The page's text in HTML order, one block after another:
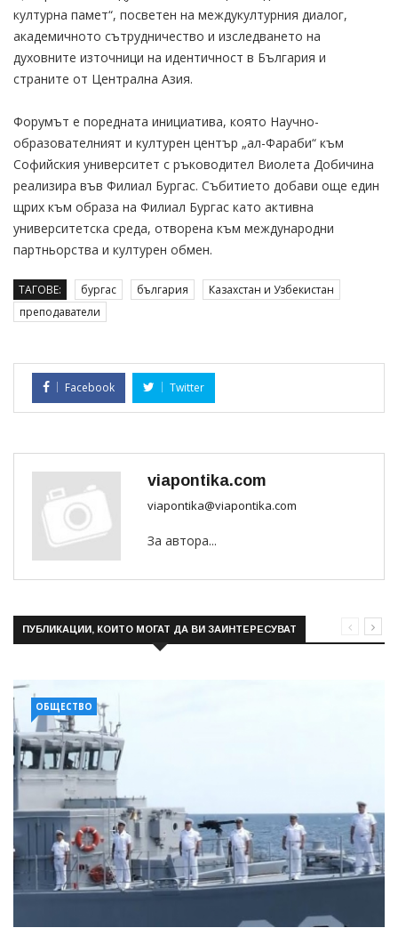
културна памет“, посветен на междукултурния диалог,
академичното сътрудничество и изследването на
духовните източници на идентичност в България и
страните от Централна Азия.
Форумът е поредната инициатива, която Научно-
образователният и културен център „ал-Фараби“ към
Софийския университет с ръководител Виолета Добичина
реализира във Филиал Бургас. Събитието добави още един
щрих към образа на Филиал Бургас като активна
университетска среда, отворена към международни
партньорства и културен обмен.
ТАГОВЕ: бургас българия
Казахстан и Узбекистан
преподаватели
Facebook Twitter
viapontika.com
viapontika@viapontika.com
За автора...
ПУБЛИКАЦИИ, КОИТО МОГАТ ДА ВИ ЗАИНТЕРЕСУВАТ
ОБЩЕСТВО